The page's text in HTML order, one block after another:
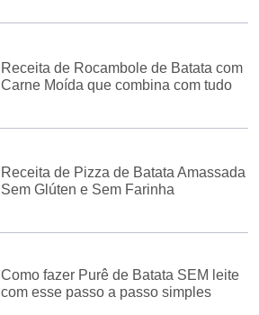
Receita de Rocambole de Batata com
Carne Moída que combina com tudo
Receita de Pizza de Batata Amassada
Sem Glúten e Sem Farinha
Como fazer Purê de Batata SEM leite
com esse passo a passo simples